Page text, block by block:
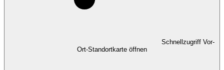
Schnellzugriff Vor-
Ort-Standortkarte öffnen